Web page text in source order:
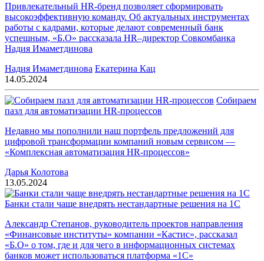
Привлекательный HR-бренд позволяет сформировать
высокоэффективную команду. Об актуальных инструментах
работы с кадрами, которые делают современный банк
успешным, «Б.О» рассказала HR–директор Совкомбанка
Надия Имаметдинова
Надия Имаметдинова Екатерина Кац
14.05.2024
Собираем
пазл для автоматизации HR-процессов
Недавно мы пополнили наш портфель предложений для
цифровой трансформации компаний новым сервисом —
«Комплексная автоматизация HR-процессов»
Дарья Колотова
13.05.2024
Банки стали чаще внедрять нестандартные решения на 1С
Александр Степанов, руководитель проектов направления
«Финансовые институты» компании «Кастис», рассказал
«Б.О» о том, где и для чего в информационных системах
банков может использоваться платформа «1С»